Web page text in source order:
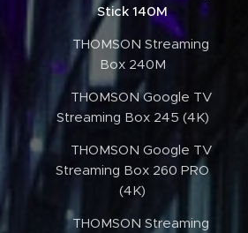
Stick 140M
✔️THOMSON Streaming
Box 240M
✔️THOMSON Google TV
Streaming Box 245 (4K)
✔️THOMSON Google TV
Streaming Box 260 PRO
(4K)
✔️THOMSON Streaming